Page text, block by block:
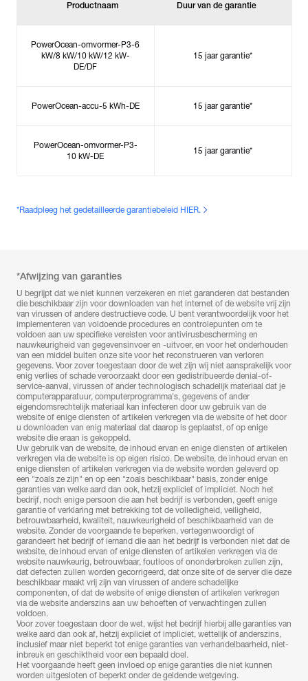
Productnaam Duur van de garantie
PowerOcean-omvormer-P3-6
kW/8 kW/10 kW/12 kW-
DE/DF
15 jaar garantie*
PowerOcean-accu-5 kWh-DE 15 jaar garantie*
PowerOcean-omvormer-P3-
10 kW-DE
15 jaar garantie*
*Raadpleeg het gedetailleerde garantiebeleid HIER.
*Afwijzing van garanties
U begrijpt dat we niet kunnen verzekeren en niet garanderen dat bestanden
die beschikbaar zijn voor downloaden van het internet of de website vrij zijn
van virussen of andere destructieve code. U bent verantwoordelijk voor het
implementeren van voldoende procedures en controlepunten om te
voldoen aan uw specifieke vereisten voor antivirusbescherming en
nauwkeurigheid van gegevensinvoer en -uitvoer, en voor het onderhouden
van een middel buiten onze site voor het reconstrueren van verloren
gegevens. Voor zover toegestaan door de wet zijn wij niet aansprakelijk voor
enig verlies of schade veroorzaakt door een gedistribueerde denial-of-
service-aanval, virussen of ander technologisch schadelijk materiaal dat je
computerapparatuur, computerprogramma's, gegevens of ander
eigendomsrechtelijk materiaal kan infecteren door uw gebruik van de
website of enige diensten of artikelen verkregen via de website of het door
u downloaden van enig materiaal dat daarop is geplaatst, of op enige
website die eraan is gekoppeld.
Uw gebruik van de website, de inhoud ervan en enige diensten of artikelen
verkregen via de website is op eigen risico. De website, de inhoud ervan en
enige diensten of artikelen verkregen via de website worden geleverd op
een "zoals ze zijn" en op een "zoals beschikbaar" basis, zonder enige
garanties van welke aard dan ook, hetzij expliciet of impliciet. Noch het
bedrijf, noch enige persoon die aan het bedrijf is verbonden, geeft enige
garantie of verklaring met betrekking tot de volledigheid, veiligheid,
betrouwbaarheid, kwaliteit, nauwkeurigheid of beschikbaarheid van de
website. Zonder de voorgaande te beperken, vertegenwoordigt of
garandeert het bedrijf of iemand die aan het bedrijf is verbonden niet dat de
website, de inhoud ervan of enige diensten of artikelen verkregen via de
website nauwkeurig, betrouwbaar, foutloos of ononderbroken zullen zijn,
dat defecten zullen worden gecorrigeerd, dat onze site of de server die deze
beschikbaar maakt vrij zijn van virussen of andere schadelijke
componenten, of dat de website of enige diensten of artikelen verkregen
via de website anderszins aan uw behoeften of verwachtingen zullen
voldoen.
Voor zover toegestaan door de wet, wijst het bedrijf hierbij alle garanties van
welke aard dan ook af, hetzij expliciet of impliciet, wettelijk of anderszins,
inclusief maar niet beperkt tot enige garanties van verhandelbaarheid, niet-
inbreuk en geschiktheid voor een bepaald doel.
Het voorgaande heeft geen invloed op enige garanties die niet kunnen
worden uitgesloten of beperkt onder de geldende wetgeving.